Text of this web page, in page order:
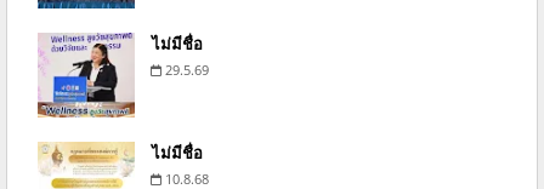
ไม่มีชื่อ
29.5.69
ไม่มีชื่อ
10.8.68